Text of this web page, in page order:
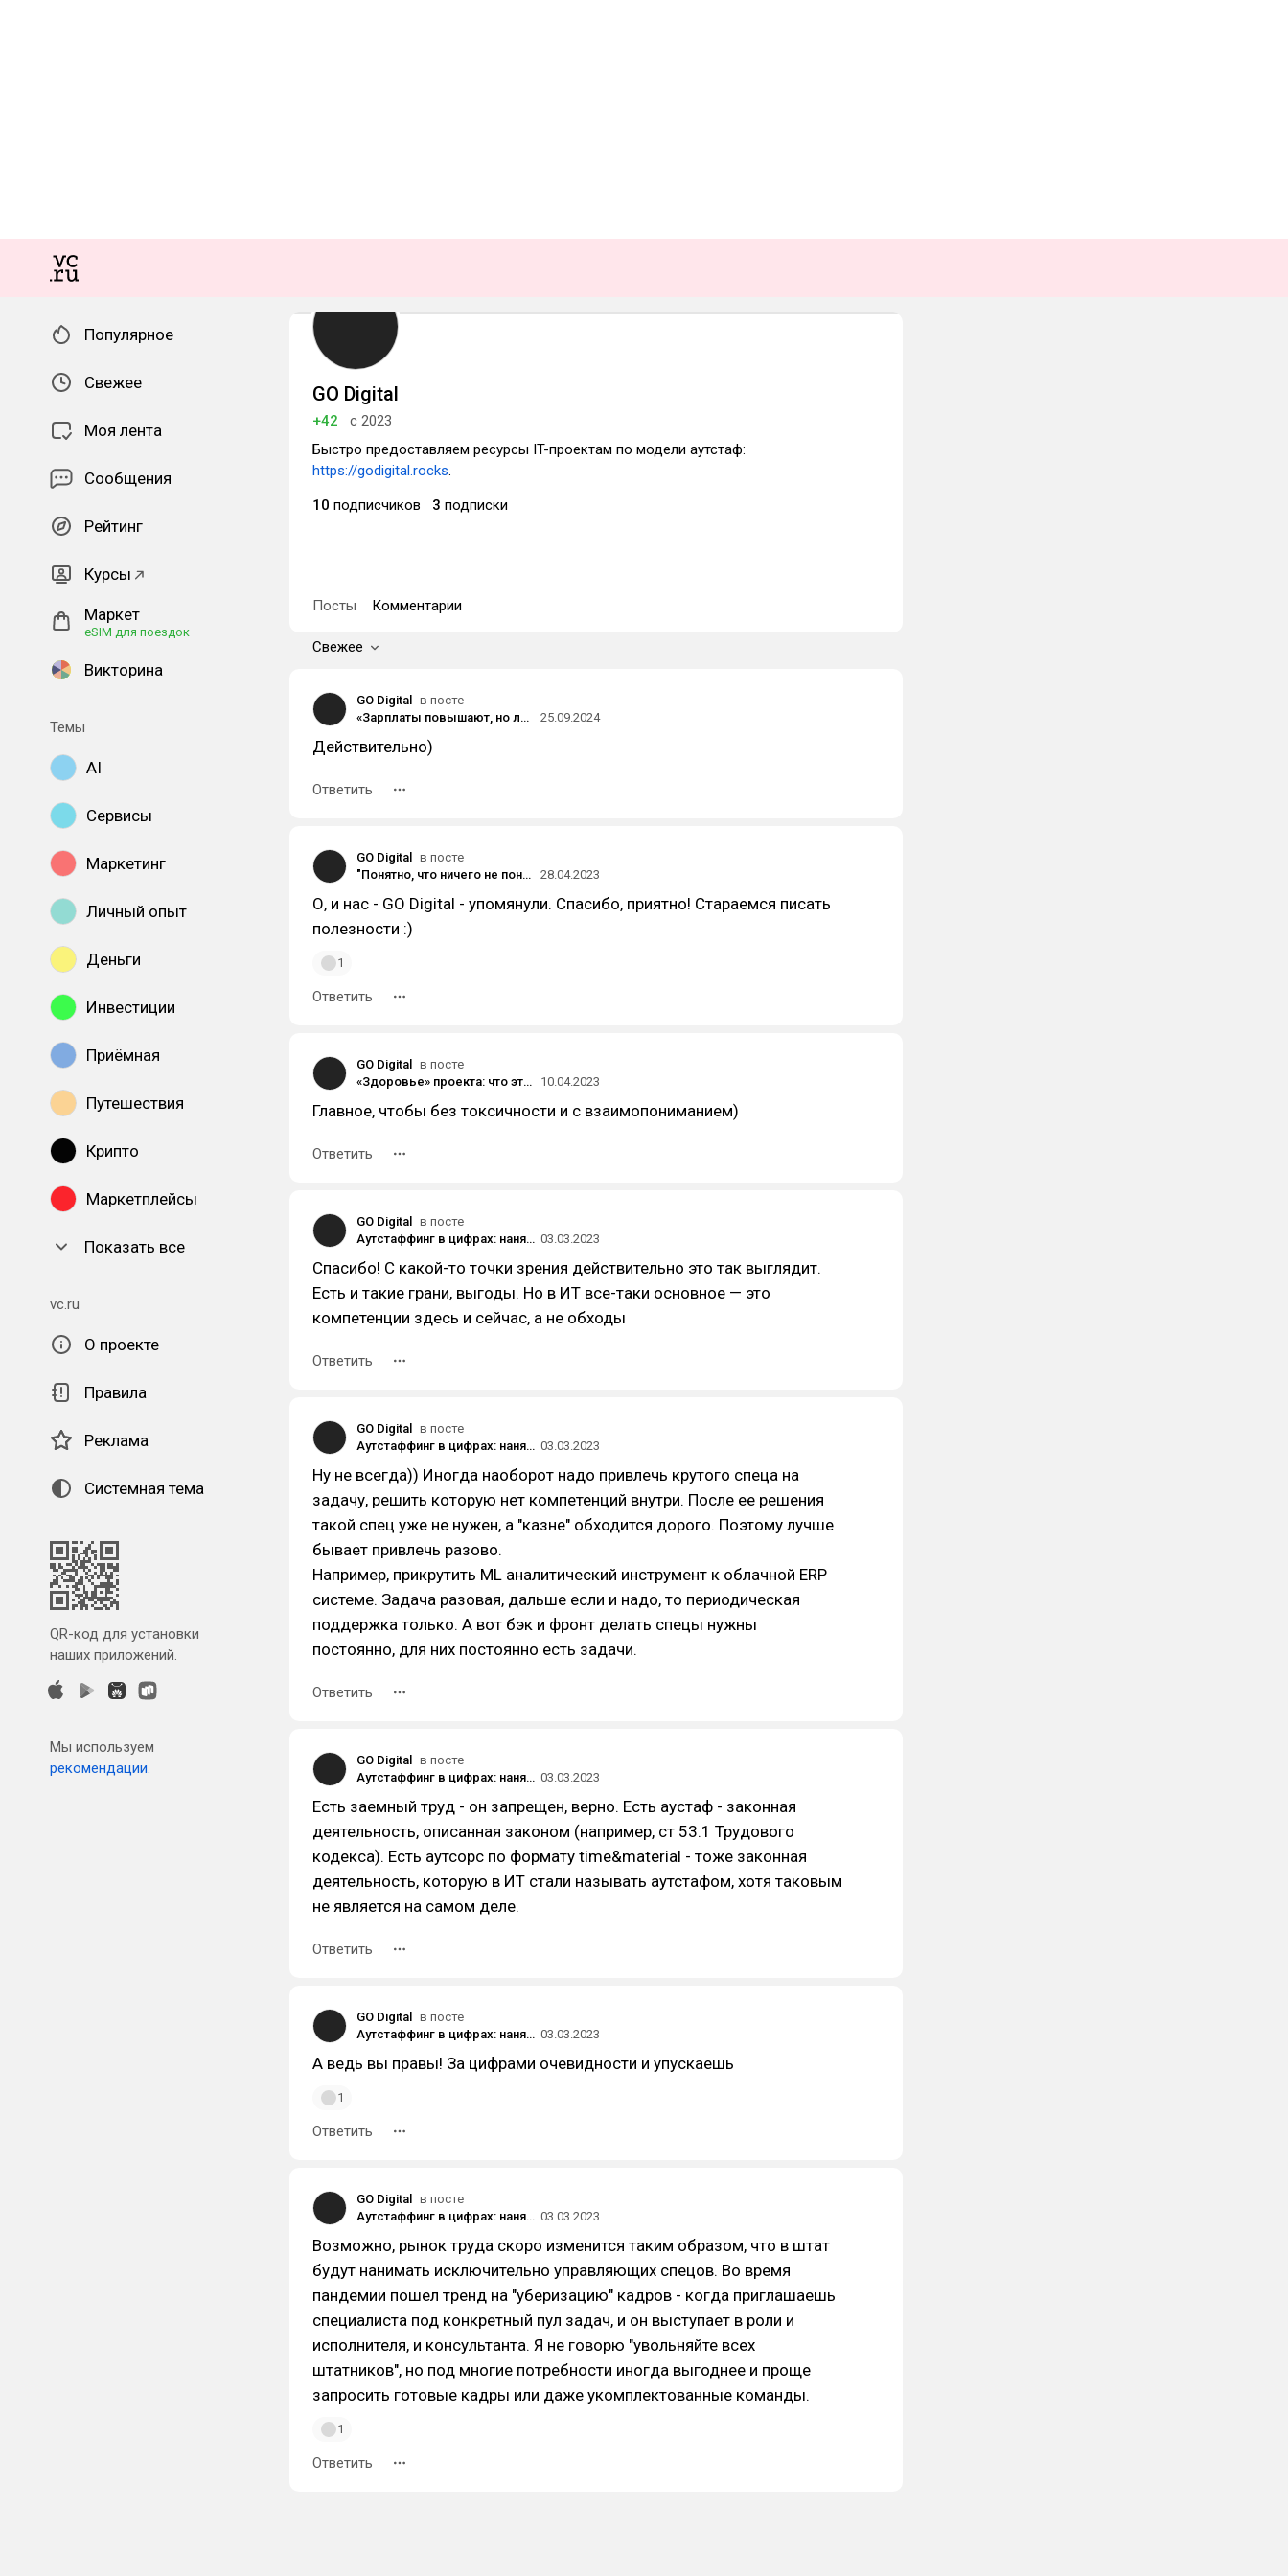
Популярное
Свежее
Моя лента
Сообщения
Рейтинг
Курсы
Маркет
eSIM для поездок
Викторина
Темы
AI
Сервисы
Маркетинг
Личный опыт
Деньги
Инвестиции
Приёмная
Путешествия
Крипто
Маркетплейсы
Показать все
vc.ru
О проекте
Правила
Реклама
Системная тема
QR-код для установки
наших приложений.
Мы используем
рекомендации.
GO Digital
+42
с 2023
Быстро предоставляем ресурсы IT-проектам по модели аутстаф:
https://godigital.rocks.
10 подписчиков 3 подписки
Посты Комментарии
Свежее
GO Digital
в посте
«Зарплаты повышают, но людей всё равно нет»: Forbes — о дефиците кадров в ритейле
25.09.2024
Действительно)
Ответить
GO Digital
в посте
"Понятно, что ничего не понятно" и здоровье проекта: проектный дайджест #10
28.04.2023
О, и нас - GO Digital - упомянули. Спасибо, приятно! Стараемся писать
полезности :)
1
Ответить
GO Digital
в посте
«Здоровье» проекта: что это и причем здесь HR-специалист
10.04.2023
Главное, чтобы без токсичности и с взаимопониманием)
Ответить
GO Digital
в посте
Аутстаффинг в цифрах: нанять в штат дешевле? 03.03.2023
Спасибо! С какой-то точки зрения действительно это так выглядит.
Есть и такие грани, выгоды. Но в ИТ все-таки основное — это
компетенции здесь и сейчас, а не обходы
Ответить
GO Digital
в посте
Аутстаффинг в цифрах: нанять в штат дешевле? 03.03.2023
Ну не всегда)) Иногда наоборот надо привлечь крутого спеца на
задачу, решить которую нет компетенций внутри. После ее решения
такой спец уже не нужен, а "казне" обходится дорого. Поэтому лучше
бывает привлечь разово.
Например, прикрутить ML аналитический инструмент к облачной ERP
системе. Задача разовая, дальше если и надо, то периодическая
поддержка только. А вот бэк и фронт делать спецы нужны
постоянно, для них постоянно есть задачи.
Ответить
GO Digital
в посте
Аутстаффинг в цифрах: нанять в штат дешевле? 03.03.2023
Есть заемный труд - он запрещен, верно. Есть аустаф - законная
деятельность, описанная законом (например, ст 53.1 Трудового
кодекса). Есть аутсорс по формату time&material - тоже законная
деятельность, которую в ИТ стали называть аутстафом, хотя таковым
не является на самом деле.
Ответить
GO Digital
в посте
Аутстаффинг в цифрах: нанять в штат дешевле? 03.03.2023
А ведь вы правы! За цифрами очевидности и упускаешь
1
Ответить
GO Digital
в посте
Аутстаффинг в цифрах: нанять в штат дешевле? 03.03.2023
Возможно, рынок труда скоро изменится таким образом, что в штат
будут нанимать исключительно управляющих спецов. Во время
пандемии пошел тренд на "уберизацию" кадров - когда приглашаешь
специалиста под конкретный пул задач, и он выступает в роли и
исполнителя, и консультанта. Я не говорю "увольняйте всех
штатников", но под многие потребности иногда выгоднее и проще
запросить готовые кадры или даже укомплектованные команды.
1
Ответить